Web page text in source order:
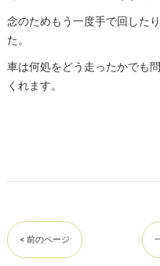
念のためもう一度手で回した
た。
車は何処をどう走ったかでも
くれます。
< 前のページ